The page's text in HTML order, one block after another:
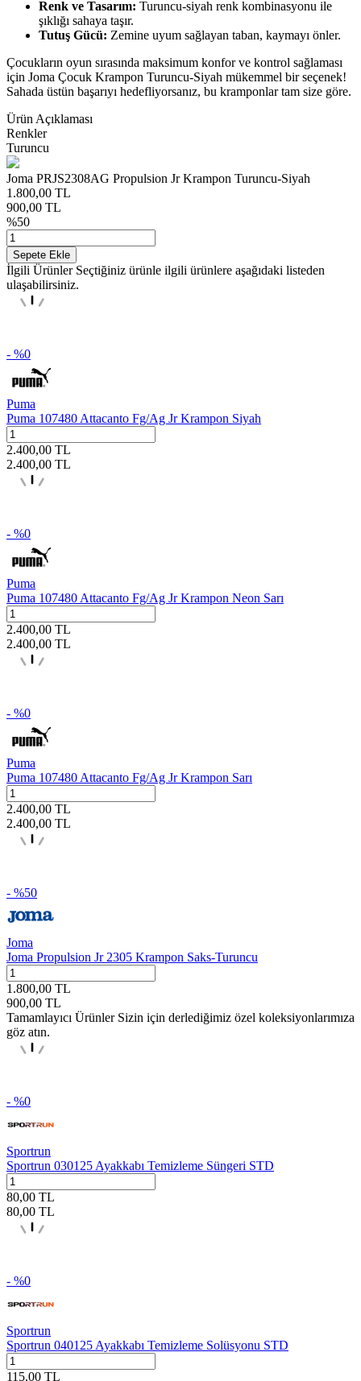
Renk ve Tasarım: Turuncu-siyah renk kombinasyonu ile
şıklığı sahaya taşır.
Tutuş Gücü: Zemine uyum sağlayan taban, kaymayı önler.
Çocukların oyun sırasında maksimum konfor ve kontrol sağlaması
için Joma Çocuk Krampon Turuncu-Siyah mükemmel bir seçenek!
Sahada üstün başarıyı hedefliyorsanız, bu kramponlar tam size göre.
Ürün Açıklaması
Renkler
Turuncu
Joma PRJS2308AG Propulsion Jr Krampon Turuncu-Siyah
1.800,00 TL
900,00 TL
%50
Sepete Ekle
İlgili Ürünler Seçtiğiniz ürünle ilgili ürünlere aşağıdaki listeden
ulaşabilirsiniz.
- %0
Puma
Puma 107480 Attacanto Fg/Ag Jr Krampon Siyah
2.400,00 TL
2.400,00 TL
- %0
Puma
Puma 107480 Attacanto Fg/Ag Jr Krampon Neon Sarı
2.400,00 TL
2.400,00 TL
- %0
Puma
Puma 107480 Attacanto Fg/Ag Jr Krampon Sarı
2.400,00 TL
2.400,00 TL
- %50
Joma
Joma Propulsion Jr 2305 Krampon Saks-Turuncu
1.800,00 TL
900,00 TL
Tamamlayıcı Ürünler Sizin için derlediğimiz özel koleksiyonlarımıza
göz atın.
- %0
Sportrun
Sportrun 030125 Ayakkabı Temizleme Süngeri STD
80,00 TL
80,00 TL
- %0
Sportrun
Sportrun 040125 Ayakkabı Temizleme Solüsyonu STD
115,00 TL